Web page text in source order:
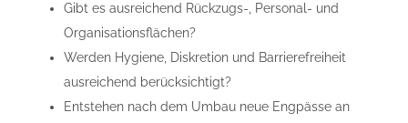
Gibt es ausreichend Rückzugs-, Personal- und
Organisationsflächen?
Werden Hygiene, Diskretion und Barrierefreiheit
ausreichend berücksichtigt?
Entstehen nach dem Umbau neue Engpässe an